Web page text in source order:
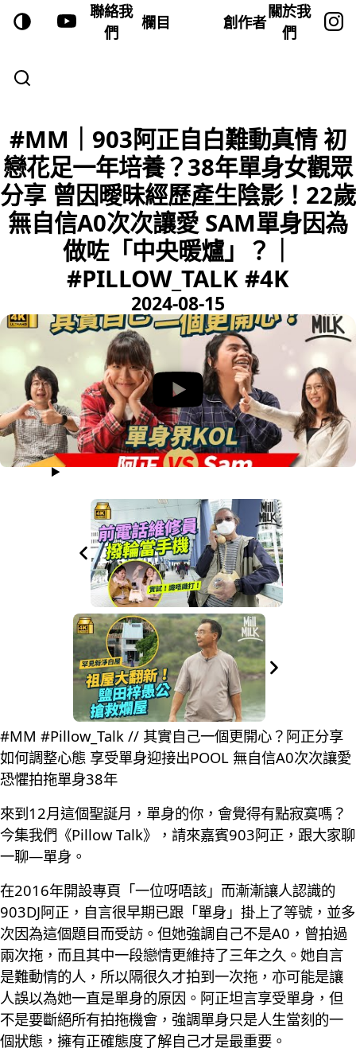
聯絡我
們
欄目 創作者
關於我
們
#MM｜903阿正自白難動真情 初
戀花足一年培養？38年單身女觀眾
分享 曾因曖昧經歷產生陰影！22歲
無自信A0次次讓愛 SAM單身因為
做咗「中央暖爐」？｜
#PILLOW_TALK #4K
2024-08-15
#MM #Pillow_Talk // 其實自己一個更開心？阿正分享
如何調整心態 享受單身迎接出POOL 無自信A0次次讓愛
恐懼拍拖單身38年
來到12月這個聖誕月，單身的你，會覺得有點寂寞嗎？
今集我們《Pillow Talk》，請來嘉賓903阿正，跟大家聊
一聊—單身。
在2016年開設專頁「一位呀唔該」而漸漸讓人認識的
903DJ阿正，自言很早期已跟「單身」掛上了等號，並多
次因為這個題目而受訪。但她強調自己不是A0，曾拍過
兩次拖，而且其中一段戀情更維持了三年之久。她自言
是難動情的人，所以隔很久才拍到一次拖，亦可能是讓
人誤以為她一直是單身的原因。阿正坦言享受單身，但
不是要斷絕所有拍拖機會，強調單身只是人生當刻的一
個狀態，擁有正確態度了解自己才是最重要。